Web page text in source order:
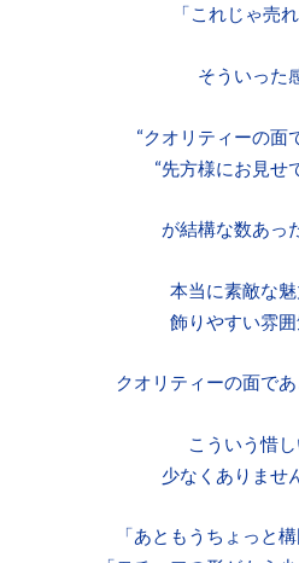
「これじゃ売
そういった
“クオリティーの面
“先方様にお見せ
が結構な数あっ
本当に素敵な
飾りやすい雰
クオリティーの面で
こういう惜
少なくありませ
「あともうちょっと